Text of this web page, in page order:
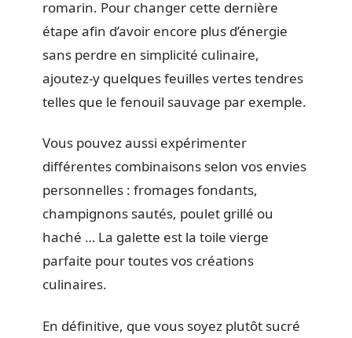
romarin. Pour changer cette dernière
étape afin d’avoir encore plus d’énergie
sans perdre en simplicité culinaire,
ajoutez-y quelques feuilles vertes tendres
telles que le fenouil sauvage par exemple.
Vous pouvez aussi expérimenter
différentes combinaisons selon vos envies
personnelles : fromages fondants,
champignons sautés, poulet grillé ou
haché … La galette est la toile vierge
parfaite pour toutes vos créations
culinaires.
En définitive, que vous soyez plutôt sucré